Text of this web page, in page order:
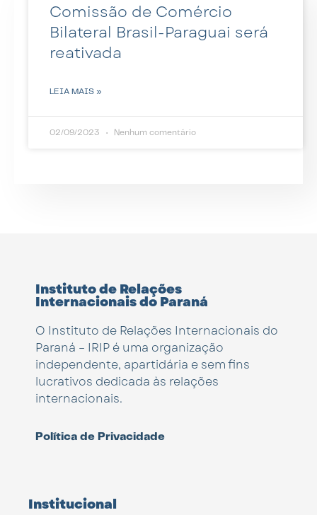
Comissão de Comércio
Bilateral Brasil-Paraguai será
reativada
LEIA MAIS »
02/09/2023 Nenhum comentário
Instituto de Relações
Internacionais do Paraná
O Instituto de Relações Internacionais do
Paraná – IRIP é uma organização
independente, apartidária e sem fins
lucrativos dedicada às relações
internacionais.
Política de Privacidade
Institucional